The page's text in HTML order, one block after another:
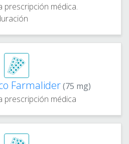
prescripción médica.
Farmalider(75 mg)
prescripción médica